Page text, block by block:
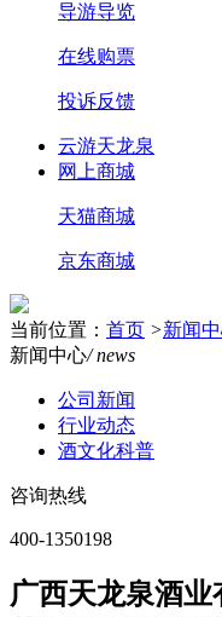
导游导览
在线购票
投诉反馈
云游天龙泉
网上商城
天猫商城
京东商城
当前位置： 首页 >新闻
新闻中心/ news
公司新闻
行业动态
酒文化科普
咨询热线
400-1350198
广西天龙泉酒